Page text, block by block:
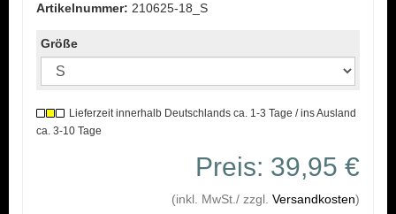
Artikelnummer: 210625-18_S
Größe
Lieferzeit innerhalb Deutschlands ca. 1-3 Tage / ins Ausland
ca. 3-10 Tage
Preis: 39,95 €
(inkl. MwSt./ zzgl. Versandkosten)